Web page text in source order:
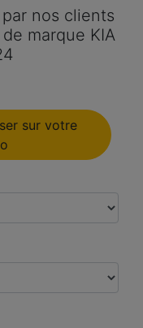
nos clients
marque KIA
sur votre